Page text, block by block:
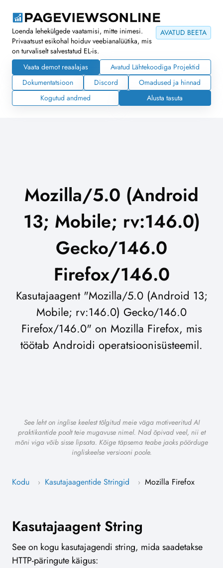
AVATUD BEETA
Loenda lehekülgede vaatamisi, mitte inimesi.
Privaatsust esikohal hoiduv veebianalüütika, mis
on turvaliselt salvestatud EL-is.
Vaata demot reaalajas
Avatud Lähtekoodiga Projektid
Dokumentatsioon
Discord
Omadused ja hinnad
Kogutud andmed
Alusta tasuta
Mozilla/5.0 (Android
13; Mobile; rv:146.0)
Gecko/146.0
Firefox/146.0
Kasutajaagent "Mozilla/5.0 (Android 13;
Mobile; rv:146.0) Gecko/146.0
Firefox/146.0" on Mozilla Firefox, mis
töötab Androidi operatsioonisüsteemil.
See leht on inglise keelest tõlgitud meie väga motiveeritud AI
praktikantide poolt teie mugavuse nimel. Nad õpivad veel, nii et
mõni viga võib sisse lipsata. Kõige täpsema teabe jaoks pöörduge
ingliskeelse versiooni poole.
Kodu › Kasutajaagentide Stringid › Mozilla Firefox
Kasutajaagent String
See on kogu kasutajagendi string, mida saadetakse
HTTP-päringute käigus: